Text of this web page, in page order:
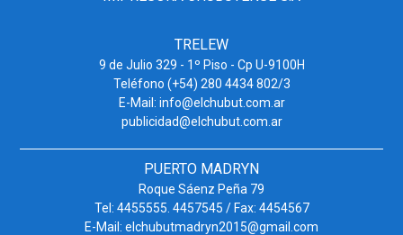
TRELEW
9 de Julio 329 - 1º Piso - Cp U-9100H
Teléfono (+54) 280 4434 802/3
E-Mail: info@elchubut.com.ar
publicidad@elchubut.com.ar
PUERTO MADRYN
Roque Sáenz Peña 79
Tel: 4455555. 4457545 / Fax: 4454567
E-Mail: elchubutmadryn2015@gmail.com